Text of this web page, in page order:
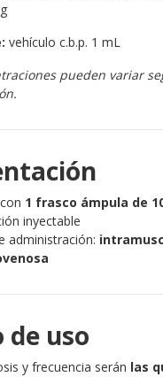
vehículo c.b.p. 1 mL
pueden variar
1 frasco ámpula de
inyectable
administración:
de uso
y frecuencia serán las